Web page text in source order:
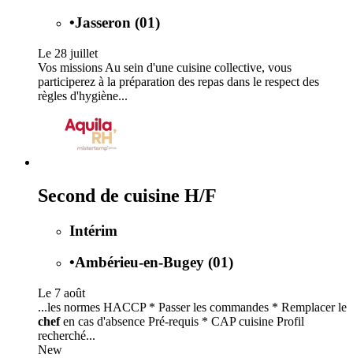
•Jasseron (01)
Le 28 juillet
Vos missions Au sein d'une cuisine collective, vous
participerez à la préparation des repas dans le respect des
règles d'hygiène...
Second de cuisine H/F
Intérim
•Ambérieu-en-Bugey (01)
Le 7 août
...les normes HACCP * Passer les commandes * Remplacer le
chefen cas d'absence Pré-requis * CAP cuisine Profil
recherché...
New